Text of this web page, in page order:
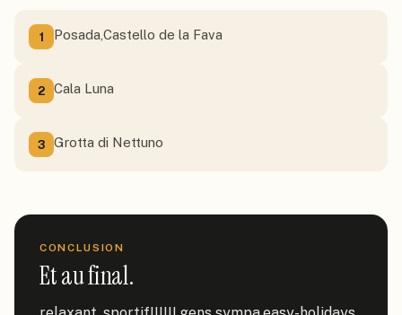
1 Posada,Castello de la Fava
2 Cala Luna
3 Grotta di Nettuno
CONCLUSION
Et au final.